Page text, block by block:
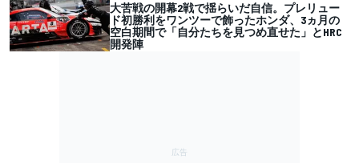
大苦戦の開幕2戦で揺らいだ自信。プレリュー
ド初勝利をワンツーで飾ったホンダ、3ヵ月の
空白期間で「自分たちを見つめ直せた」とHRC
開発陣